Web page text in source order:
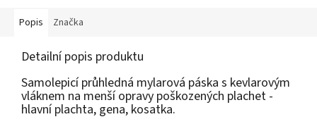
Popis Značka
Detailní popis produktu
Samolepicí průhledná mylarová páska s kevlarovým
vláknem na menší opravy poškozených plachet -
hlavní plachta, gena, kosatka.